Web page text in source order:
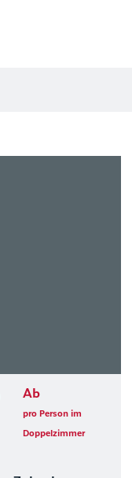
Ab
pro Person im
Doppelzimmer